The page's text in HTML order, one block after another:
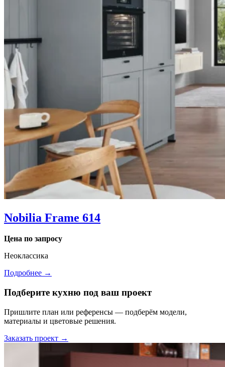
Nobilia Frame 614
Цена по запросу
Неоклассика
Подробнее →
Подберите кухню под ваш проект
Пришлите план или референсы — подберём модели,
материалы и цветовые решения.
Заказать проект →